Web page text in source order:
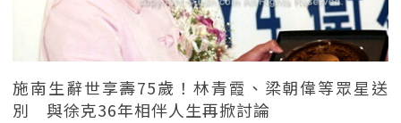
施南生辭世享壽75歲！林青霞、梁朝偉等眾星送
別 與徐克36年相伴人生再掀討論